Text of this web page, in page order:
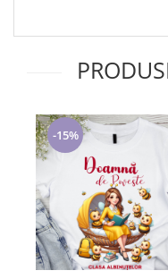
-15%